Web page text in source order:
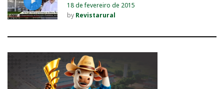
18 de fevereiro de 2015
by Revistarural